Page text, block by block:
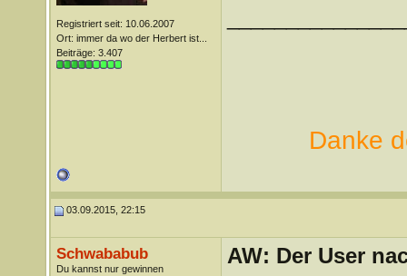
Registriert seit: 10.06.2007
Ort: immer da wo der Herbert ist...
Beiträge: 3.407
Danke
03.09.2015, 22:15
Schwababub
Du kannst nur gewinnen
AW: Der User